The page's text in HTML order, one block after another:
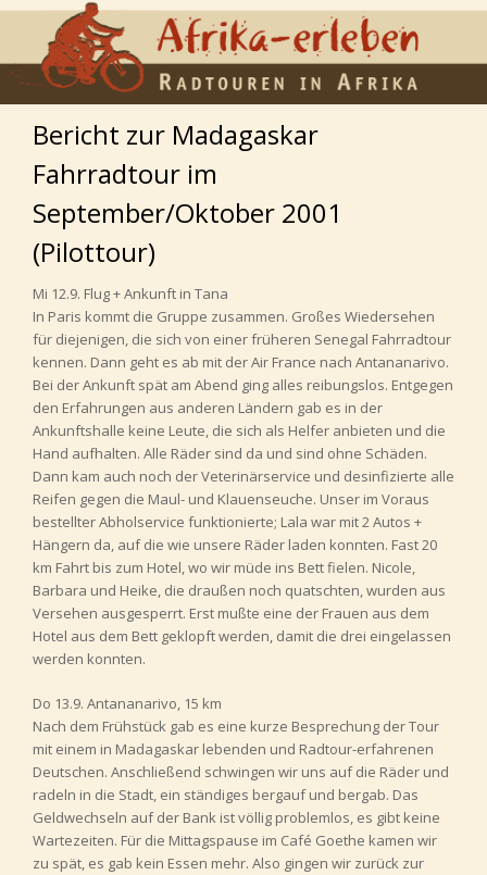
Bericht zur Madagaskar
Fahrradtour im
September/Oktober 2001
(Pilottour)
Mi 12.9. Flug + Ankunft in Tana
In Paris kommt die Gruppe zusammen. Großes Wiedersehen
für diejenigen, die sich von einer früheren Senegal Fahrradtour
kennen. Dann geht es ab mit der Air France nach Antananarivo.
Bei der Ankunft spät am Abend ging alles reibungslos. Entgegen
den Erfahrungen aus anderen Ländern gab es in der
Ankunftshalle keine Leute, die sich als Helfer anbieten und die
Hand aufhalten. Alle Räder sind da und sind ohne Schäden.
Dann kam auch noch der Veterinärservice und desinfizierte alle
Reifen gegen die Maul- und Klauenseuche. Unser im Voraus
bestellter Abholservice funktionierte; Lala war mit 2 Autos +
Hängern da, auf die wie unsere Räder laden konnten. Fast 20
km Fahrt bis zum Hotel, wo wir müde ins Bett fielen. Nicole,
Barbara und Heike, die draußen noch quatschten, wurden aus
Versehen ausgesperrt. Erst mußte eine der Frauen aus dem
Hotel aus dem Bett geklopft werden, damit die drei eingelassen
werden konnten.
Do 13.9. Antananarivo, 15 km
Nach dem Frühstück gab es eine kurze Besprechung der Tour
mit einem in Madagaskar lebenden und Radtour-erfahrenen
Deutschen. Anschließend schwingen wir uns auf die Räder und
radeln in die Stadt, ein ständiges bergauf und bergab. Das
Geldwechseln auf der Bank ist völlig problemlos, es gibt keine
Wartezeiten. Für die Mittagspause im Café Goethe kamen wir
zu spät, es gab kein Essen mehr. Also gingen wir zurück zur